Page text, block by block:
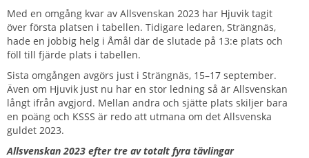
Med en omgång kvar av Allsvenskan 2023 har Hjuvik tagit
över första platsen i tabellen. Tidigare ledaren, Strängnäs,
hade en jobbig helg i Åmål där de slutade på 13:e plats och
föll till fjärde plats i tabellen.
Sista omgången avgörs just i Strängnäs, 15–17 september.
Även om Hjuvik just nu har en stor ledning så är Allsvenskan
långt ifrån avgjord. Mellan andra och sjätte plats skiljer bara
en poäng och KSSS är redo att utmana om det Allsvenska
guldet 2023.
Allsvenskan 2023 efter tre av totalt fyra tävlingar